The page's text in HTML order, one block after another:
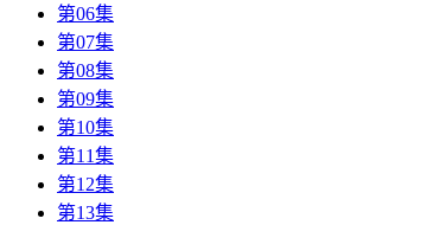
第06集
第07集
第08集
第09集
第10集
第11集
第12集
第13集